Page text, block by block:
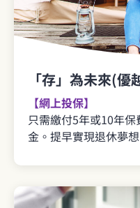
「存」為未來(
【網上投保】
只需繳付5年或10年
金。提早實現退休夢